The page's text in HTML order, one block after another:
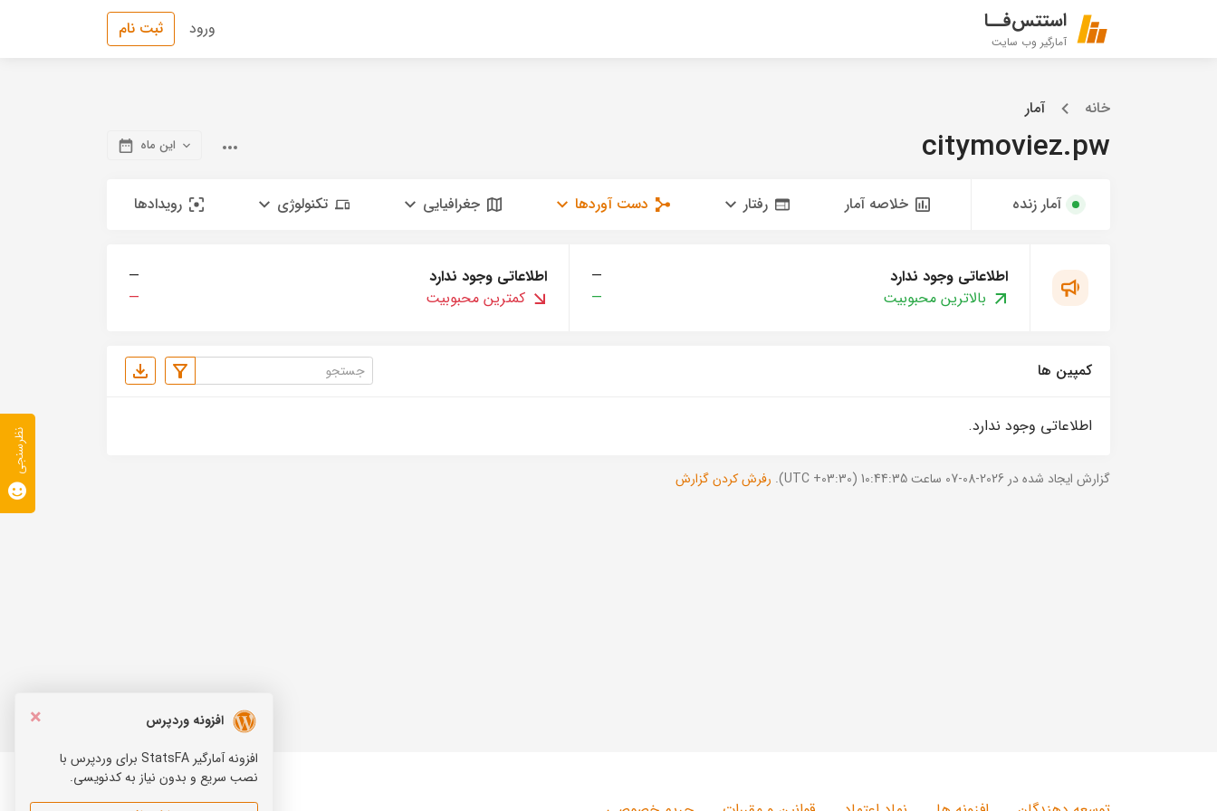
استتس‌فــا
آمارگیر وب سایت
ورود ثبت نام
خانه آمار
citymoviez.pw این ماه
آمار زنده خلاصه آمار رفتار دست آوردها جغرافیایی تکنولوژی رویدادها
اطلاعاتی وجود ندارد
—
بالاترین محبوبیت
—
اطلاعاتی وجود ندارد
—
کمترین محبوبیت
—
کمپین ها
اطلاعاتی وجود ندارد.
گزارش ایجاد شده در 2026-08-07 ساعت 10:44:35 (UTC +03:30). رفرش کردن گزارش
×
افزونه وردپرس
افزونه آمارگیر StatsFA برای وردپرس با
نصب سریع و بدون نیاز به کدنویسی.
نظرسنجی